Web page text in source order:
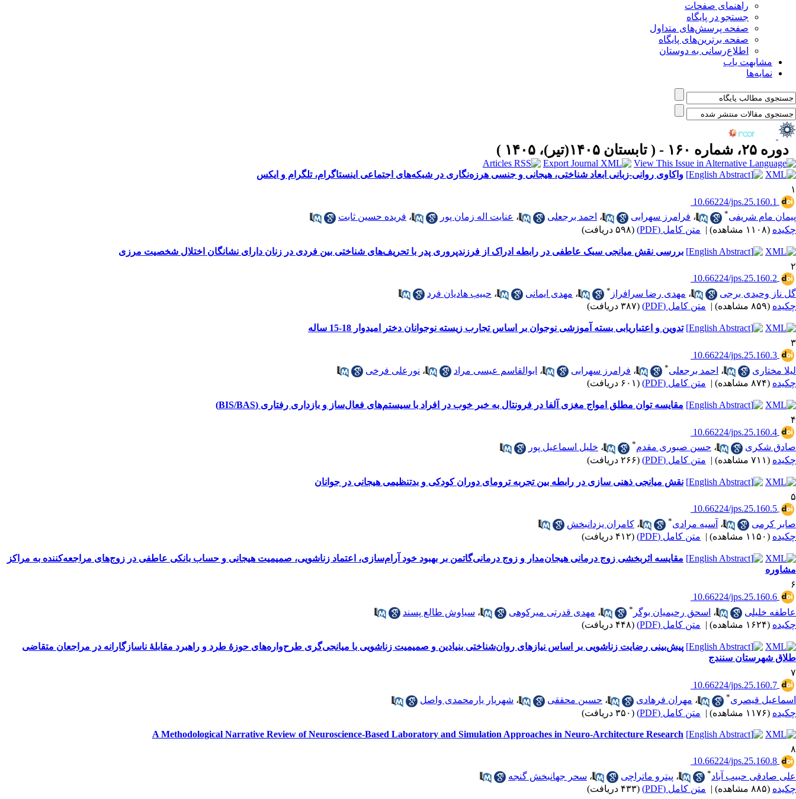
راهنمای صفحات
جستجو در پایگاه
صفحه پرسش‌های متداول
صفحه برترین‌های پایگاه
اطلاع‌رسانی به دوستان
مشابهت یاب
نمایه‌ها
دوره ۲۵، شماره ۱۶۰ - ( تابستان ۱۴۰۵(تیر)، ۱۴۰۵ )
واکاوی روانی-زبانی ابعاد شناختی، هیجانی و جنسی هرزه‌نگاری در شبکه‌های اجتماعی اینستاگرام، تلگرام و ایکس
۱
‎ 10.66224/jps.25.160.1
پیمان مام شریفی* ، فرامرز سهرابی ، احمد برجعلی ، عنایت اله زمان پور ، فریده حسین ثابت
چکیده (۱۱۰۸ مشاهده) | متن کامل (PDF) (۵۹۸ دریافت)
بررسی نقش میانجی سبک عاطفی در رابطه ادراک از فرزندپروری پدر با تحریف‌های شناختی بین فردی در زنان دارای نشانگان اختلال شخصیت مرزی
۲
‎ 10.66224/jps.25.160.2
گل ناز وحیدی برجی
، مهدی رضا سرافراز * ، مهدی ایمانی ، حبیب هادیان فرد
چکیده (۸۵۹ مشاهده) | متن کامل (PDF) (۳۸۷ دریافت)
تدوین و اعتباریابی بسته آموزشی نوجوان بر اساس تجارب زیسته نوجوانان دختر امیدوار 18-15 ساله
۳
‎ 10.66224/jps.25.160.3
لیلا مختاری
، احمد برجعلی* ، فرامرز سهرابی ، ابوالقاسم عیسی مراد ، نورعلی فرخی
چکیده (۸۷۴ مشاهده) | متن کامل (PDF) (۶۰۱ دریافت)
مقایسه توان مطلق امواج مغزی آلفا در فرونتال به خبر خوب در افراد با سیستم‌های فعال‌ساز و بازداری رفتاری (BIS/BAS)
۴
‎ 10.66224/jps.25.160.4
صادق شکری
، حسن صبوری مقدم* ، خلیل اسماعیل پور
چکیده (۷۱۱ مشاهده) | متن کامل (PDF) (۲۶۶ دریافت)
نقش میانجی ذهنی سازی در رابطه بین تجربه ترومای دوران کودکی و بدتنظیمی هیجانی در جوانان
۵
‎ 10.66224/jps.25.160.5
صابر کرمی
، آسیه مرادی* ، کامران یزدانبخش
چکیده (۱۱۵۰ مشاهده) | متن کامل (PDF) (۴۱۲ دریافت)
مقایسه اثربخشی زوج درمانی هیجان‌مدار و زوج درمانی‌گاتمن بر بهبود خود آرام‌سازی، اعتماد زناشویی، صمیمیت هیجانی و حساب بانکی عاطفی در زوج‌های مراجعه‌کننده به مراکز
مشاوره
۶
‎ 10.66224/jps.25.160.6
عاطفه خلیلی
، اسحق رحیمیان بوگر * ، مهدی قدرتی میرکوهی ، سیاوش طالع پسند
چکیده (۱۶۲۴ مشاهده) | متن کامل (PDF) (۴۴۸ دریافت)
پیش‌بینی رضایت زناشویی بر اساس نیازهای روان‌شناختی بنیادین و صمیمیت زناشویی با میانجی‌گری طرح‌واره‌های حوزۀ طرد و راهبرد مقابلۀ ناسازگارانه در مراجعان متقاضی
طلاق شهرستان سنندج
۷
‎ 10.66224/jps.25.160.7
اسماعیل قیصری* ، مهران فرهادی ، حسین محققی ، شهریار یارمحمدی واصل
چکیده (۱۱۷۶ مشاهده) | متن کامل (PDF) (۳۵۰ دریافت)
A Methodological Narrative Review of Neuroscience‑Based Laboratory and Simulation Approaches in Neuro‑Architecture Research
۸
‎ 10.66224/jps.25.160.8
علی صادقی حبیب آباد* ، پیترو ماتراچی ، سحر جهانبخش گنجه
چکیده (۸۸۵ مشاهده) | متن کامل (PDF) (۴۳۳ دریافت)